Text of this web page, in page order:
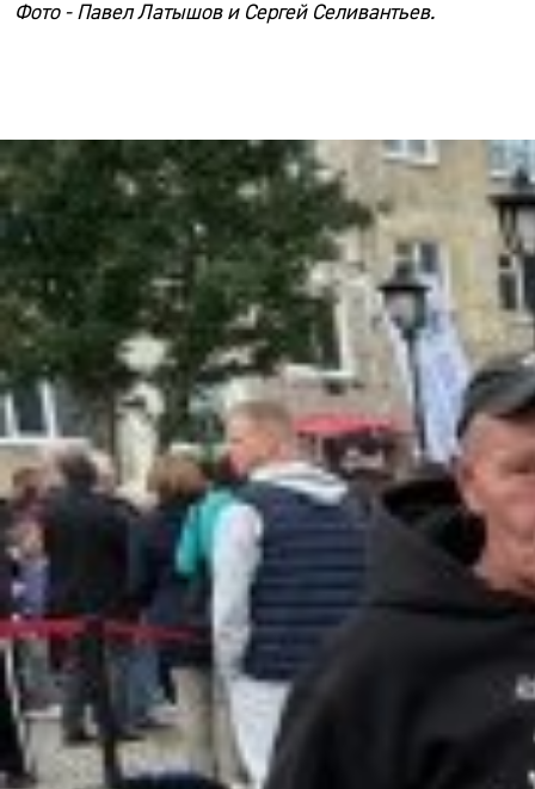
Фото -Павел Латышови Сергей Селивантьев.